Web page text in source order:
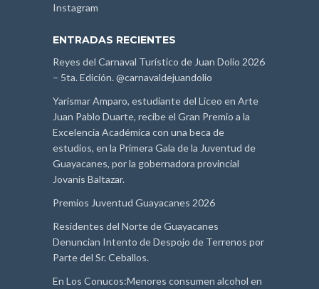
Instagram
ENTRADAS RECIENTES
Reyes del Carnaval Turístico de Juan Dolio 2026
– 5ta. Edición. @carnavaldejuandolio
Yarismar Amparo, estudiante del Liceo en Arte
Juan Pablo Duarte, recibe el Gran Premio a la
Excelencia Académica con una beca de
estudios, en la Primera Gala de la Juventud de
Guayacanes, por la gobernadora provincial
Jovanis Baltazar.
Premios Juventud Guayacanes 2026
Residentes del Norte de Guayacanes
Denuncian Intento de Despojo de Terrenos por
Parte del Sr. Ceballos.
En Los Conucos:Menores consumen alcohol en